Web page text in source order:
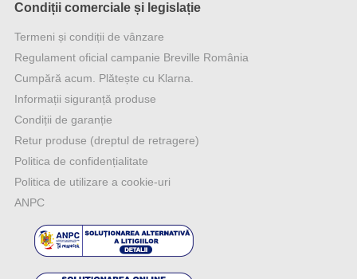
Condiții comerciale și legislație
Termeni și condiții de vânzare
Regulament oficial campanie Breville România
Cumpără acum. Plătește cu Klarna.
Informații siguranță produse
Condiții de garanție
Retur produse (dreptul de retragere)
Politica de confidențialitate
Politica de utilizare a cookie-uri
ANPC